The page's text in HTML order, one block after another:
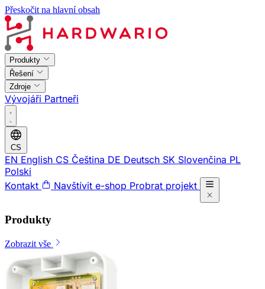
Přeskočit na hlavní obsah
Produkty
Řešení
Zdroje
Vývojáři Partneři
CS
EN English CS Čeština DE Deutsch SK Slovenčina PL
Polski
Kontakt
Navštívit e-shop Probrat projekt
Produkty
Zobrazit vše